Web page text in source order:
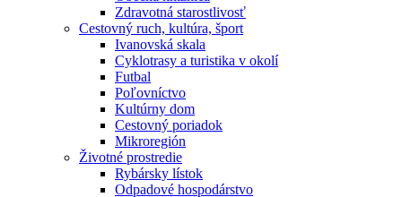
Zdravotná starostlivosť
Cestovný ruch, kultúra, šport
Ivanovská skala
Cyklotrasy a turistika v okolí
Futbal
Poľovníctvo
Kultúrny dom
Cestovný poriadok
Mikroregión
Životné prostredie
Rybársky lístok
Odpadové hospodárstvo